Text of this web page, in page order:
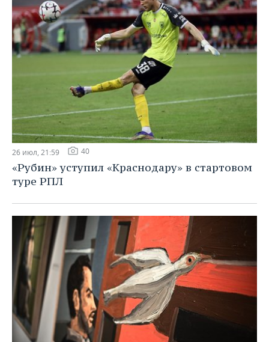
26 июл, 21:59 40
«Рубин» уступил «Краснодару» в стартовом
туре РПЛ